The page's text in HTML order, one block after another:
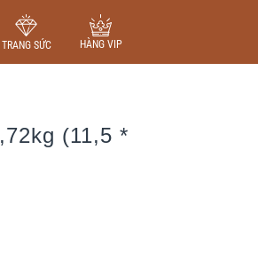
TRANG SỨC HÀNG VIP
(11,5 *